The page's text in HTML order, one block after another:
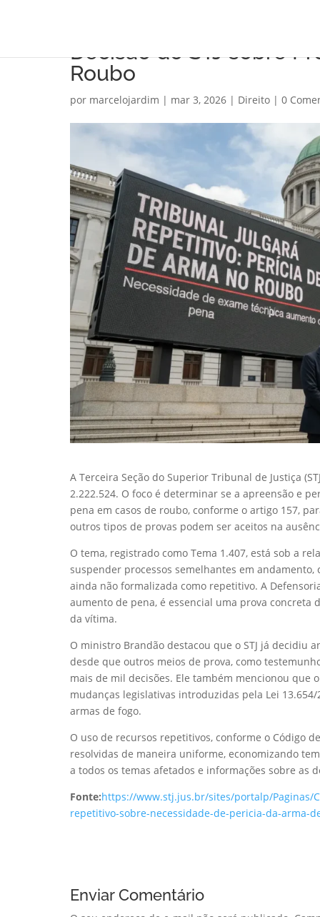
Decisão do STJ sobre
Roubo
por marcelojardim | mar 3, 2026 | Direito | 0
A Terceira Seção do Superior Tribunal de Justiça
2.222.524. O foco é determinar se a apreensão e
pena em casos de roubo, conforme o artigo 157,
outros tipos de provas podem ser aceitos na
O tema, registrado como Tema 1.407, está sob a
suspender processos semelhantes em
ainda não formalizada como repetitivo. A
aumento de pena, é essencial uma prova
da vítima.
O ministro Brandão destacou que o STJ já decidiu
desde que outros meios de prova, como
mais de mil decisões. Ele também mencionou que
mudanças legislativas introduzidas pela Lei
armas de fogo.
O uso de recursos repetitivos, conforme o Código
resolvidas de maneira uniforme, economizando
a todos os temas afetados e informações sobre as
Fonte:https://www.stj.jus.br/sites/portalp/Paginas/
repetitivo-sobre-necessidade-de-pericia-da-arma-
Enviar Comentário